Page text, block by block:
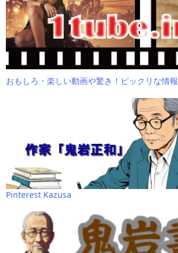
おもしろ・楽しい動画や驚き！ビックリな情報
Pinterest Kazusa